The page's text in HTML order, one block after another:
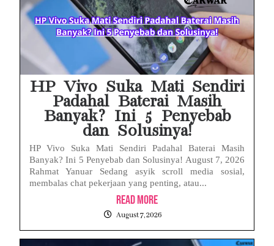
Baterai Apple Watch Cepat Boros? Ini Penyebab dan Cara Mengatasinya
HP Huawei Cepat Panas? Ini Penyebab Utama dan Cara Mengatasinya
HP Realme Kena Air Tidak Bisa Dicas? Jangan Langsung Charge, Ini Solusinya
HP Vivo Suka Mati Sendiri
Padahal Baterai Masih
Banyak? Ini 5 Penyebab
dan Solusinya!
HP Vivo Suka Mati Sendiri Padahal Baterai Masih
Banyak? Ini 5 Penyebab dan Solusinya! August 7, 2026
Rahmat Yanuar Sedang asyik scroll media sosial,
membalas chat pekerjaan yang penting, atau...
Read More
August 7, 2026